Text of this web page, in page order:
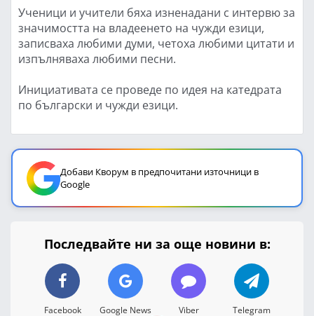
Ученици и учители бяха изненадани с интервю за
значимостта на владеенето на чужди езици,
записваха любими думи, четоха любими цитати и
изпълняваха любими песни.
Инициативата се проведе по идея на катедрата
по български и чужди езици.
Добави Кворум в предпочитани източници в
Google
Последвайте ни за още новини в:
Facebook Google News Viber Telegram